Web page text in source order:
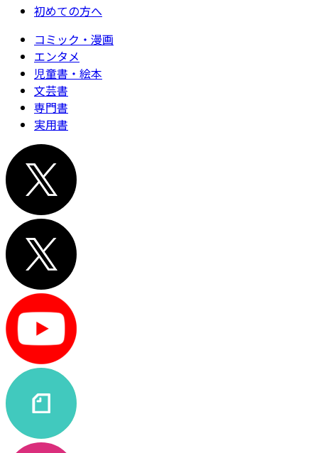
初めての方へ
コミック・漫画
エンタメ
児童書・絵本
文芸書
専門書
実用書